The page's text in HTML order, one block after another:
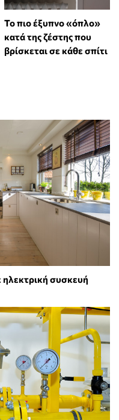
To πιο έξυπνο «όπλο»
κατά της ζέστης που
βρίσκεται σε κάθε σπίτι
ηλεκτρική συσκευή